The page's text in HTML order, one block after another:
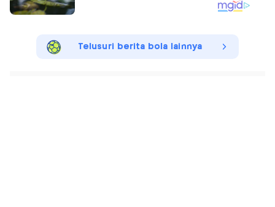
Telusuri berita bola lainnya